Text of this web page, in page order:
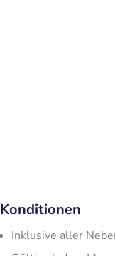
Konditionen
Inklusive aller